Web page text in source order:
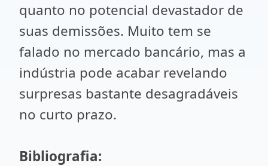
quanto no potencial devastador de
suas demissões. Muito tem se
falado no mercado bancário, mas a
indústria pode acabar revelando
surpresas bastante desagradáveis
no curto prazo.
Bibliografia: